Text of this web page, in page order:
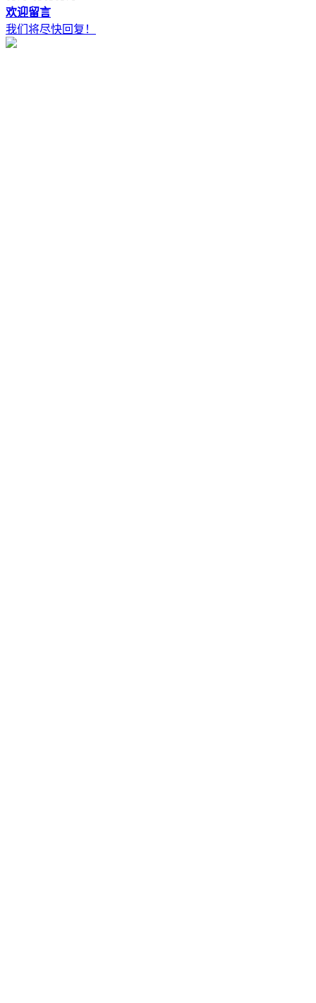
欢迎留言
我们将尽快回复！